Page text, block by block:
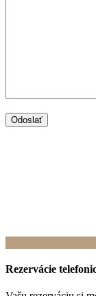
Rezervácie